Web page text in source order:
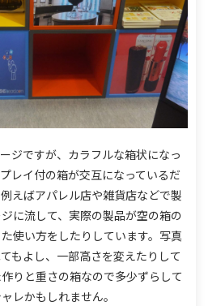
ジですが、カラフルな箱状になっ
レイ付の箱が交互になっているだ
例えばアパレル店や雑貨店などで製
に流して、 実際の製品が空の箱の
使い方をしたりしています。 写真
もよし、一部高さを変えたりして
りと重さの箱なので多少ずらして
レかもしれません。